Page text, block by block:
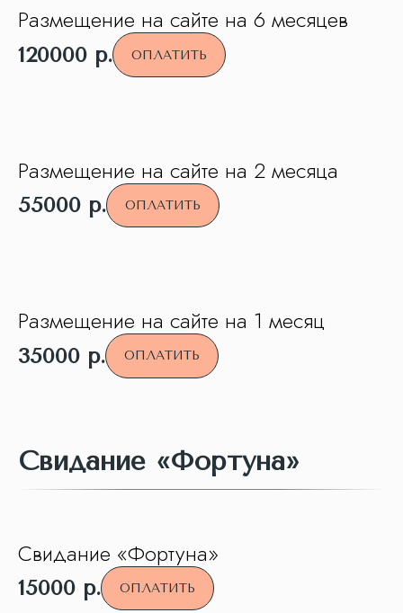
Размещение на сайте на 6 месяцев
120000 р. ОПЛАТИТЬ
Размещение на сайте на 2 месяца
55000 р. ОПЛАТИТЬ
Размещение на сайте на 1 месяц
35000 р. ОПЛАТИТЬ
Свидание «Фортуна»
Свидание «Фортуна»
15000 р. ОПЛАТИТЬ